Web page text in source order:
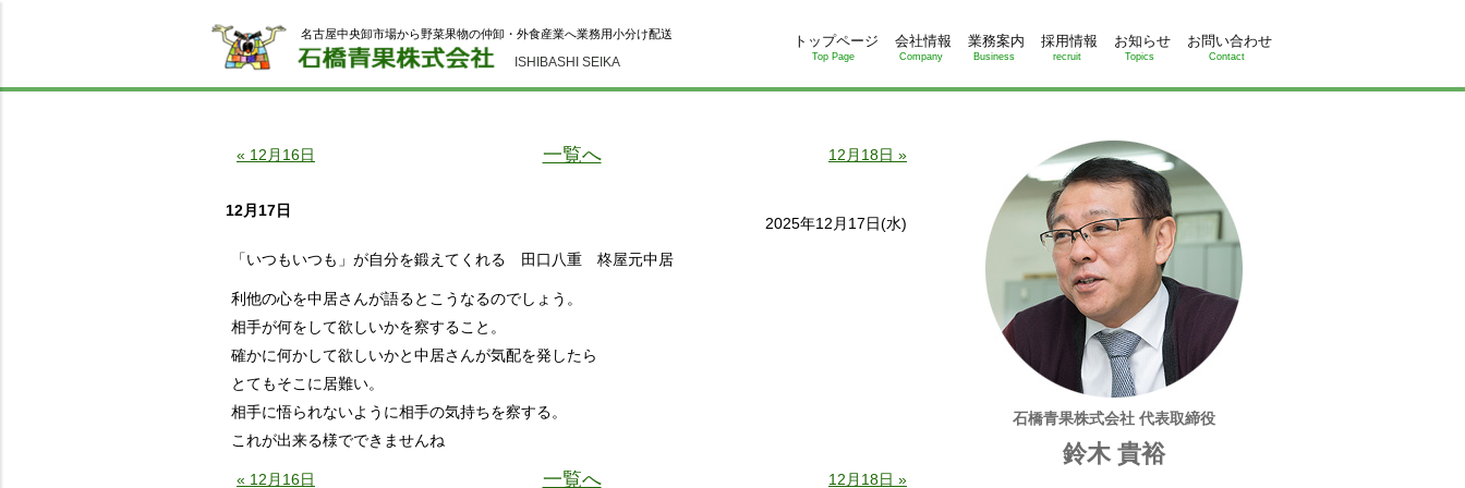
ISHIBASHI SEIKA
名古屋中央卸市場から野菜果物の仲卸・外食産業へ業務用小分け配送 トップページ
Top Page
会社情報
Company
業務案内
Business
採用情報
recruit
お知らせ
Topics
お問い合わせ
Contact
« 12月16日 一覧へ 12月18日 »
12月17日
2025年12月17日(水)
「いつもいつも」が自分を鍛えてくれる 田口八重 柊屋元中居
利他の心を中居さんが語るとこうなるのでしょう。
相手が何をして欲しいかを察すること。
確かに何かして欲しいかと中居さんが気配を発したら
とてもそこに居難い。
相手に悟られないように相手の気持ちを察する。
これが出来る様でできませんね
« 12月16日 一覧へ 12月18日 »
石橋青果株式会社 代表取締役
鈴木 貴裕